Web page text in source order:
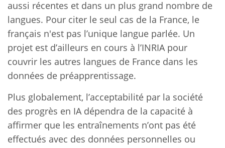
aussi récentes et dans un plus grand nombre de
langues. Pour citer le seul cas de la France, le
français n'est pas l’unique langue parlée. Un
projet est d’ailleurs en cours à l’INRIA pour
couvrir les autres langues de France dans les
données de préapprentissage.
Plus globalement, l’acceptabilité par la société
des progrès en IA dépendra de la capacité à
affirmer que les entraînements n’ont pas été
effectués avec des données personnelles ou